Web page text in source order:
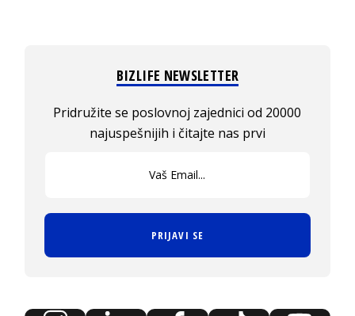
BIZLIFE NEWSLETTER
Pridružite se poslovnoj zajednici od 20000
najuspešnijih i čitajte nas prvi
PRIJAVI SE